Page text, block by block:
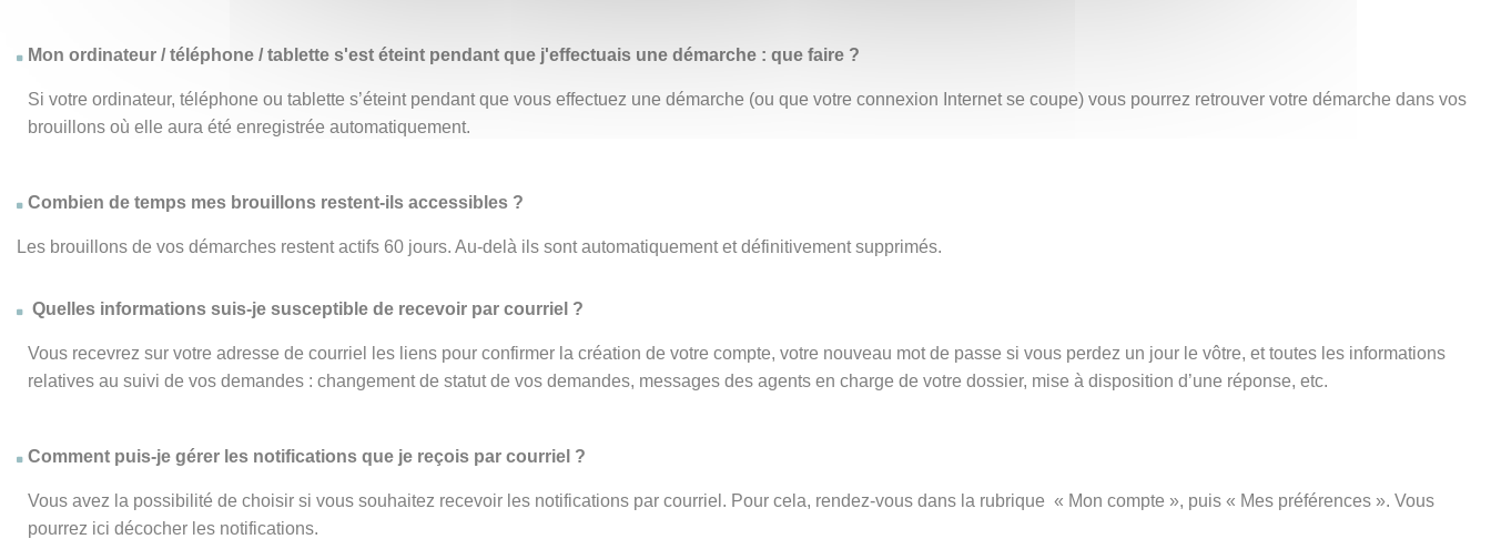
Mon ordinateur / téléphone / tablette s'est éteint pendant que j'effectuais une démarche : que faire ?
Si votre ordinateur, téléphone ou tablette s’éteint pendant que vous effectuez une démarche (ou que votre connexion Internet se coupe) vous pourrez retrouver votre démarche dans vos
brouillons où elle aura été enregistrée automatiquement.
Combien de temps mes brouillons restent-ils accessibles ?
Les brouillons de vos démarches restent actifs 60 jours. Au-delà ils sont automatiquement et définitivement supprimés.
Quelles informations suis-je susceptible de recevoir par courriel ?
Vous recevrez sur votre adresse de courriel les liens pour confirmer la création de votre compte, votre nouveau mot de passe si vous perdez un jour le vôtre, et toutes les informations
relatives au suivi de vos demandes : changement de statut de vos demandes, messages des agents en charge de votre dossier, mise à disposition d’une réponse, etc.
Comment puis-je gérer les notifications que je reçois par courriel ?
Vous avez la possibilité de choisir si vous souhaitez recevoir les notifications par courriel. Pour cela, rendez-vous dans la rubrique « Mon compte », puis « Mes préférences ». Vous
pourrez ici décocher les notifications.